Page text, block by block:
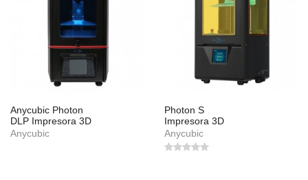
Anycubic Photon
DLP Impresora 3D
Anycubic
Photon S
Impresora 3D
Anycubic